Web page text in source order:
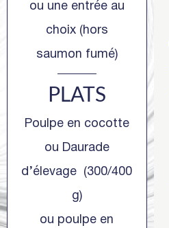
ou une entrée au
choix (hors
saumon fumé)
PLATS
Poulpe en cocotte
ou Daurade
d’élevage (300/400
g)
ou poulpe en